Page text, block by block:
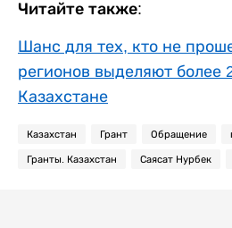
Читайте также:
Шанс для тех, кто не
регионов выделяют более
Казахстане
Казахстан Грант Обращение
Гранты. Казахстан Саясат Нурбек